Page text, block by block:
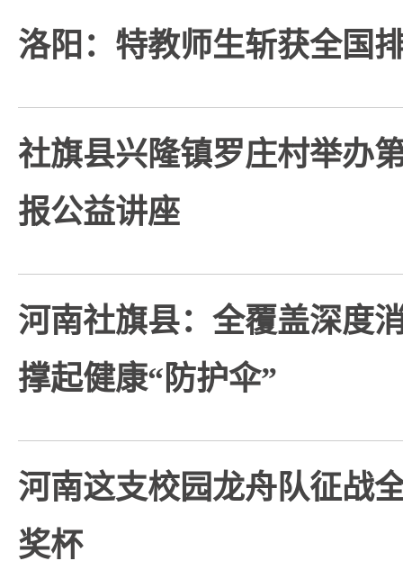
洛阳：特教师生斩获全国
社旗县兴隆镇罗庄村举办
报公益讲座
河南社旗县：全覆盖深度
撑起健康“防护伞”
河南这支校园龙舟队征战
奖杯